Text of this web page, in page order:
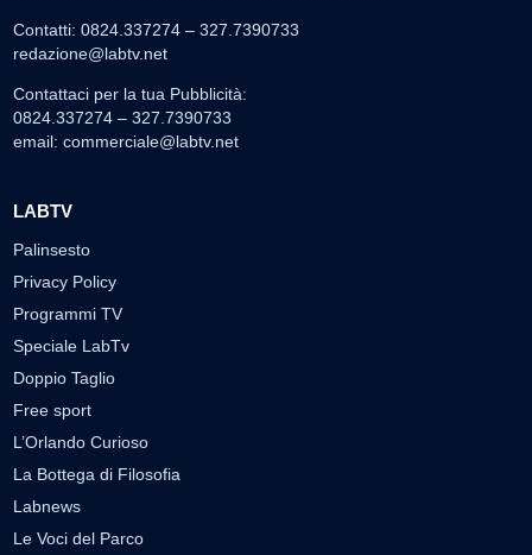
Contatti: 0824.337274 – 327.7390733
redazione@labtv.net
Contattaci per la tua Pubblicità:
0824.337274 – 327.7390733
email: commerciale@labtv.net
LABTV
Palinsesto
Privacy Policy
Programmi TV
Speciale LabTv
Doppio Taglio
Free sport
L’Orlando Curioso
La Bottega di Filosofia
Labnews
Le Voci del Parco